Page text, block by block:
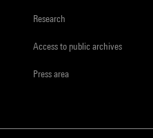
Research
Access to public archives
Press area